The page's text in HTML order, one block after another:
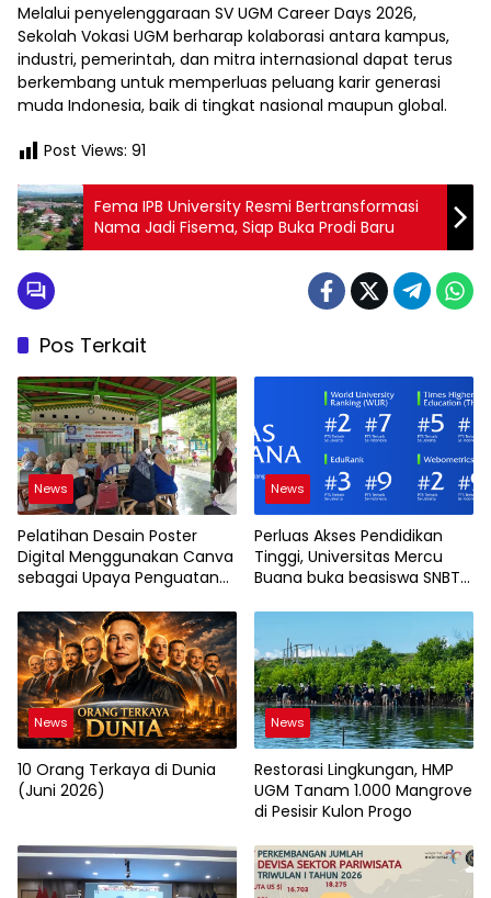
Melalui penyelenggaraan SV UGM Career Days 2026,
Sekolah Vokasi UGM berharap kolaborasi antara kampus,
industri, pemerintah, dan mitra internasional dapat terus
berkembang untuk memperluas peluang karir generasi
muda Indonesia, baik di tingkat nasional maupun global.
Post Views: 91
Fema IPB University Resmi Bertransformasi
Nama Jadi Fisema, Siap Buka Prodi Baru
Pos Terkait
News
Pelatihan Desain Poster
Digital Menggunakan Canva
sebagai Upaya Penguatan
Kader PKK Kelurahan Bambu
Apus
News
Perluas Akses Pendidikan
Tinggi, Universitas Mercu
Buana buka beasiswa SNBT
News
10 Orang Terkaya di Dunia
(Juni 2026)
News
Restorasi Lingkungan, HMP
UGM Tanam 1.000 Mangrove
di Pesisir Kulon Progo